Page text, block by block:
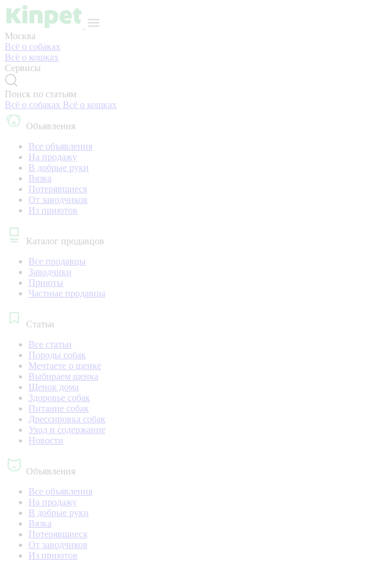
Москва
Всё о собаках
Всё о кошках
Сервисы
Поиск по статьям
Всё о собаках Всё о кошках
Объявления
Все объявления
На продажу
В добрые руки
Вязка
Потерявшиеся
От заводчиков
Из приютов
Каталог продавцов
Все продавцы
Заводчики
Приюты
Частные продавцы
Статьи
Все статьи
Породы собак
Мечтаете о щенке
Выбираем щенка
Щенок дома
Здоровье собак
Питание собак
Дрессировка собак
Уход и содержание
Новости
Объявления
Все объявления
На продажу
В добрые руки
Вязка
Потерявшиеся
От заводчиков
Из приютов